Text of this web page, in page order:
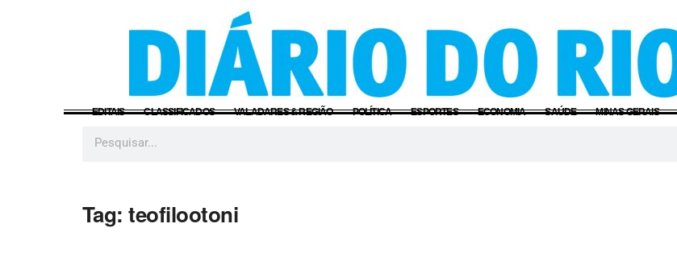
EDITAIS CLASSIFICADOS VALADARES & REGIÃO POLÍTICA ESPORTES ECONOMIA SAÚDE MINAS GERAIS
Tag:teofilootoni